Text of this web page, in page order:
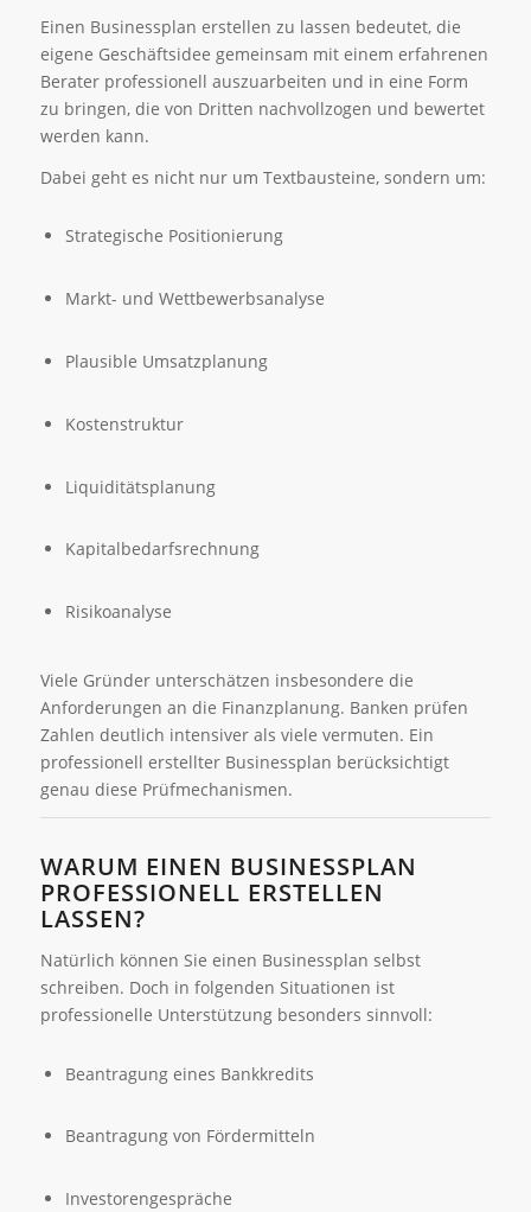
Einen Businessplan erstellen zu lassen bedeutet, die
eigene Geschäftsidee gemeinsam mit einem erfahrenen
Berater professionell auszuarbeiten und in eine Form
zu bringen, die von Dritten nachvollzogen und bewertet
werden kann.
Dabei geht es nicht nur um Textbausteine, sondern um:
Strategische Positionierung
Markt- und Wettbewerbsanalyse
Plausible Umsatzplanung
Kostenstruktur
Liquiditätsplanung
Kapitalbedarfsrechnung
Risikoanalyse
Viele Gründer unterschätzen insbesondere die
Anforderungen an die Finanzplanung. Banken prüfen
Zahlen deutlich intensiver als viele vermuten. Ein
professionell erstellter Businessplan berücksichtigt
genau diese Prüfmechanismen.
WARUM EINEN BUSINESSPLAN
PROFESSIONELL ERSTELLEN
LASSEN?
Natürlich können Sie einen Businessplan selbst
schreiben. Doch in folgenden Situationen ist
professionelle Unterstützung besonders sinnvoll:
Beantragung eines Bankkredits
Beantragung von Fördermitteln
Investorengespräche